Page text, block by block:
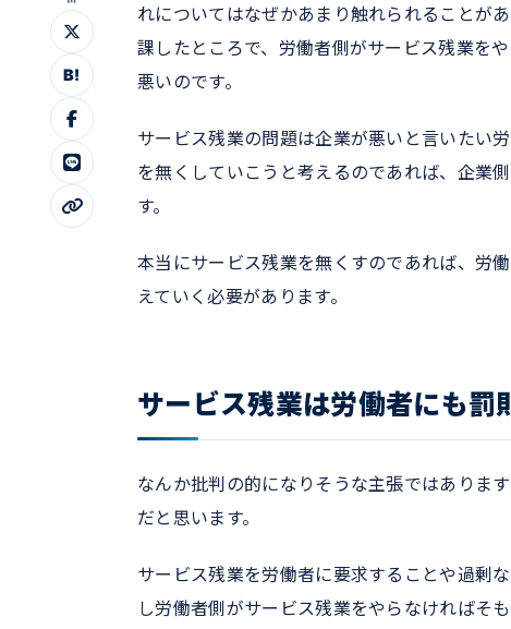
B!
れについてはなぜかあまり触れられることが
課したところで、労働者側がサービス残業を
悪いのです。
サービス残業の問題は企業が悪いと言いたい
を無くしていこうと考えるのであれば、企業
す。
本当にサービス残業を無くすのであれば、労
えていく必要があります。
サービス残業は労働者にも罰
なんか批判の的になりそうな主張ではありま
だと思います。
サービス残業を労働者に要求することや過剰
し労働者側がサービス残業をやらなければそ